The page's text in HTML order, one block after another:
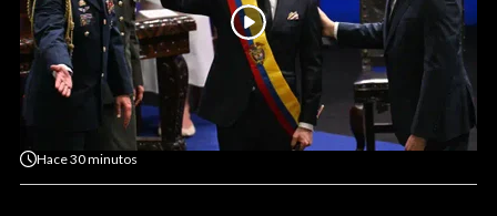
Hace30 minutos